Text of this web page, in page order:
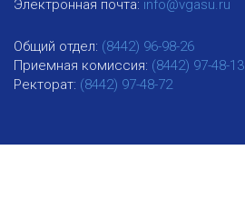
Электронная почта: info@vgasu.ru
Общий отдел: (8442) 96-98-26
Приемная комиссия: (8442) 97-48-13
Ректорат: (8442) 97-48-72